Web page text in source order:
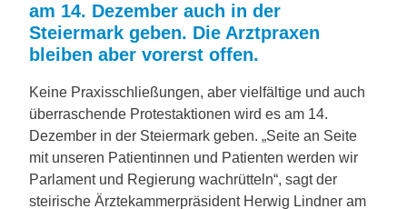
am 14. Dezember auch in der
Steiermark geben. Die Arztpraxen
bleiben aber vorerst offen.
Keine Praxisschließungen, aber vielfältige und auch
überraschende Protestaktionen wird es am 14.
Dezember in der Steiermark geben. „Seite an Seite
mit unseren Patientinnen und Patienten werden wir
Parlament und Regierung wachrütteln“, sagt der
steirische Ärztekammerpräsident Herwig Lindner am